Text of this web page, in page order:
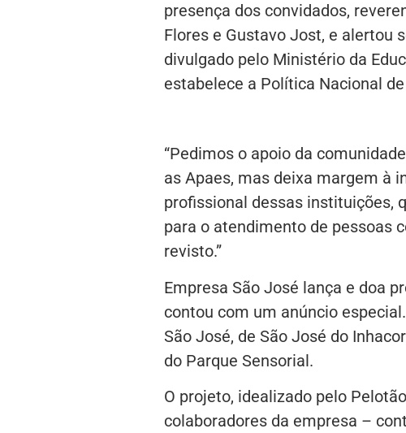
presença dos convidados,
Flores e Gustavo Jost, e alertou
divulgado pelo Ministério da
estabelece a Política Nacional
“Pedimos o apoio da
as Apaes, mas deixa margem à
profissional dessas instituições,
para o atendimento de pessoas
revisto.”
Empresa São José lança e doa
contou com um anúncio
São José, de São José do
do Parque Sensorial.
O projeto, idealizado pelo
colaboradores da empresa –